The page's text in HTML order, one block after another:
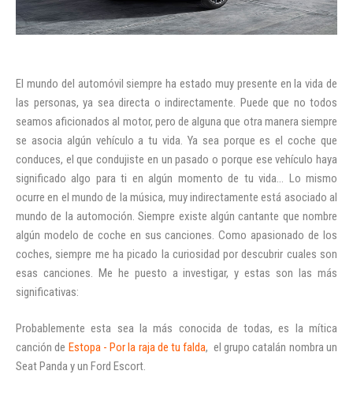
El mundo del automóvil siempre ha estado muy presente en la vida de
las personas, ya sea directa o indirectamente. Puede que no todos
seamos aficionados al motor, pero de alguna que otra manera siempre
se asocia algún vehículo a tu vida. Ya sea porque es el coche que
conduces, el que condujiste en un pasado o porque ese vehículo haya
significado algo para ti en algún momento de tu vida... Lo mismo
ocurre en el mundo de la música, muy indirectamente está asociado al
mundo de la automoción. Siempre existe algún cantante que nombre
algún modelo de coche en sus canciones. Como apasionado de los
coches, siempre me ha picado la curiosidad por descubrir cuales son
esas canciones. Me he puesto a investigar, y estas son las más
significativas:
Probablemente esta sea la más conocida de todas, es la mítica
canción de Estopa - Por la raja de tu falda, el grupo catalán nombra un
Seat Panda y un Ford Escort.